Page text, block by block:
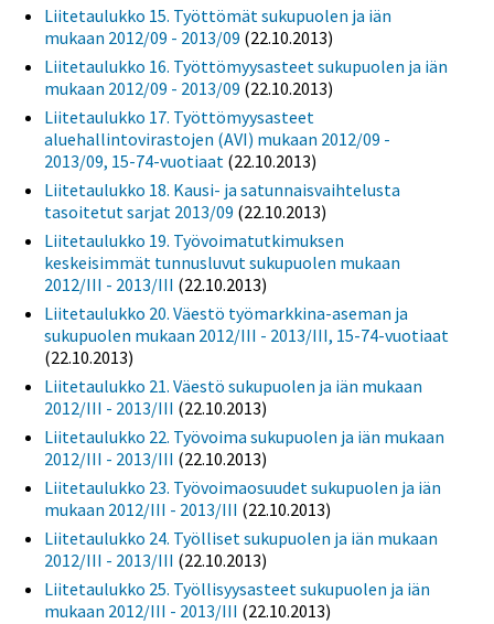
Liitetaulukko 15. Työttömät sukupuolen ja iän
mukaan 2012/09 - 2013/09 (22.10.2013)
Liitetaulukko 16. Työttömyysasteet sukupuolen ja iän
mukaan 2012/09 - 2013/09 (22.10.2013)
Liitetaulukko 17. Työttömyysasteet
aluehallintovirastojen (AVI) mukaan 2012/09 -
2013/09, 15-74-vuotiaat (22.10.2013)
Liitetaulukko 18. Kausi- ja satunnaisvaihtelusta
tasoitetut sarjat 2013/09 (22.10.2013)
Liitetaulukko 19. Työvoimatutkimuksen
keskeisimmät tunnusluvut sukupuolen mukaan
2012/III - 2013/III (22.10.2013)
Liitetaulukko 20. Väestö työmarkkina-aseman ja
sukupuolen mukaan 2012/III - 2013/III, 15-74-vuotiaat
(22.10.2013)
Liitetaulukko 21. Väestö sukupuolen ja iän mukaan
2012/III - 2013/III (22.10.2013)
Liitetaulukko 22. Työvoima sukupuolen ja iän mukaan
2012/III - 2013/III (22.10.2013)
Liitetaulukko 23. Työvoimaosuudet sukupuolen ja iän
mukaan 2012/III - 2013/III (22.10.2013)
Liitetaulukko 24. Työlliset sukupuolen ja iän mukaan
2012/III - 2013/III (22.10.2013)
Liitetaulukko 25. Työllisyysasteet sukupuolen ja iän
mukaan 2012/III - 2013/III (22.10.2013)